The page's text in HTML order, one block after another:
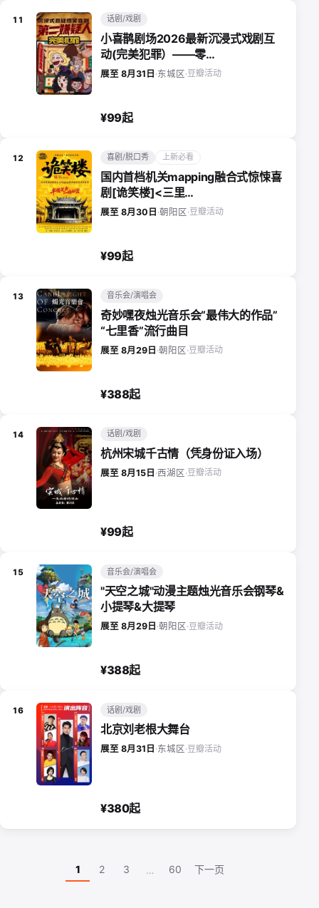
11 话剧/戏剧
小喜鹊剧场2026最新沉浸式戏剧互
动(完美犯罪）——零…
展至 8月31日 ·东城区·豆瓣活动
¥99起
12 喜剧/脱口秀 上新必看
国内首档机关mapping融合式惊悚喜
剧[诡笑楼]<三里…
展至 8月30日 ·朝阳区·豆瓣活动
¥99起
13 音乐会/演唱会
奇妙嘿夜烛光音乐会“最伟大的作品”
“七里香”流行曲目
展至 8月29日 ·朝阳区·豆瓣活动
¥388起
14 话剧/戏剧
杭州宋城千古情（凭身份证入场）
展至 8月15日 ·西湖区·豆瓣活动
¥99起
15 音乐会/演唱会
"天空之城"动漫主题烛光音乐会钢琴&
小提琴&大提琴
展至 8月29日 ·朝阳区·豆瓣活动
¥388起
16 话剧/戏剧
北京刘老根大舞台
展至 8月31日 ·东城区·豆瓣活动
¥380起
1 2 3 … 60 下一页